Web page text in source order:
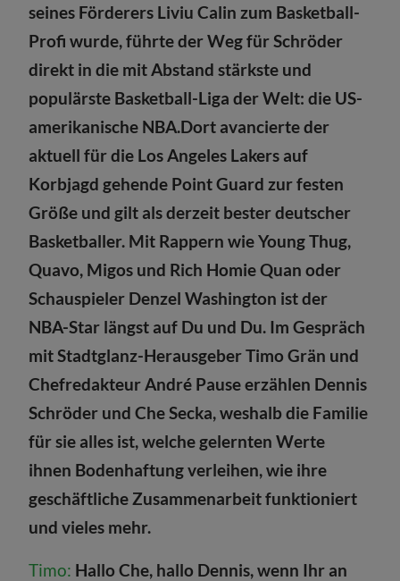
seines Förderers Liviu Calin zum Basketball-
Profi wurde, führte der Weg für Schröder
direkt in die mit Abstand stärkste und
populärste Basketball-Liga der Welt: die US-
amerikanische NBA.Dort avancierte der
aktuell für die Los Angeles Lakers auf
Korbjagd gehende Point Guard zur festen
Größe und gilt als derzeit bester deutscher
Basketballer. Mit Rappern wie Young Thug,
Quavo, Migos und Rich Homie Quan oder
Schauspieler Denzel Washington ist der
NBA-Star längst auf Du und Du. Im Gespräch
mit Stadtglanz-Herausgeber Timo Grän und
Chefredakteur André Pause erzählen Dennis
Schröder und Che Secka, weshalb die Familie
für sie alles ist, welche gelernten Werte
ihnen Bodenhaftung verleihen, wie ihre
geschäftliche Zusammenarbeit funktioniert
und vieles mehr.
Timo: Hallo Che, hallo Dennis, wenn Ihr an